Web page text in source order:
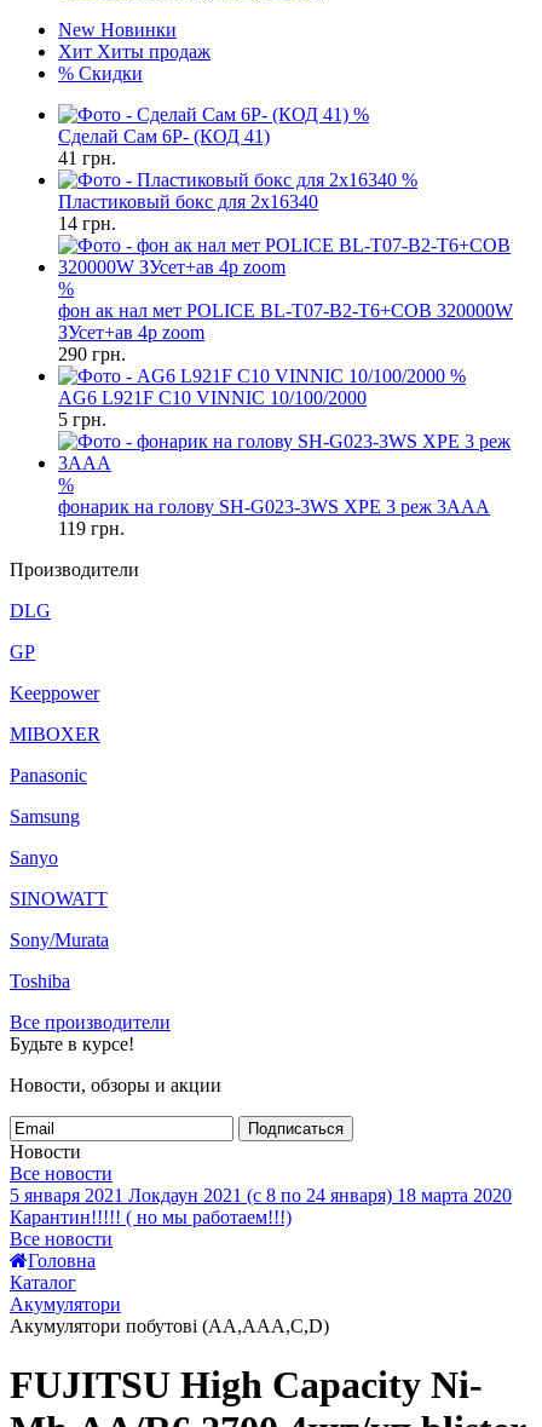
New Новинки
Хит Хиты продаж
% Скидки
%
Сделай Сам 6P- (КОД 41)
41 грн.
%
Пластиковый бокс для 2x16340
14 грн.
%
фон ак нал мет POLICE BL-T07-B2-T6+COB 320000W
ЗУсет+ав 4р zoom
290 грн.
%
AG6 L921F C10 VINNIC 10/100/2000
5 грн.
%
фонарик на голову SH-G023-3WS XPE 3 реж 3AAA
119 грн.
Производители
DLG
GP
Keeppower
MIBOXER
Panasonic
Samsung
Sanyo
SINOWATT
Sony/Murata
Toshiba
Все производители
Будьте в курсе!
Новости, обзоры и акции
Подписаться
Новости
Все новости
5 января 2021 Локдаун 2021 (с 8 по 24 января) 18 марта 2020
Карантин!!!!! ( но мы работаем!!!)
Все новости
Головна
Каталог
Акумулятори
Акумулятори побутові (AA,AAA,C,D)
FUJITSU High Capacity Ni-